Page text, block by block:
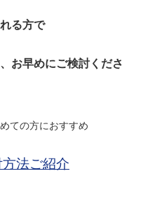
る方で
お早めにご検討くださ
ての方におすすめ
法ご紹介